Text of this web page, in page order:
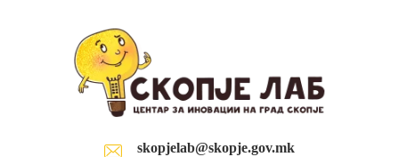
skopjelab@skopje.gov.mk